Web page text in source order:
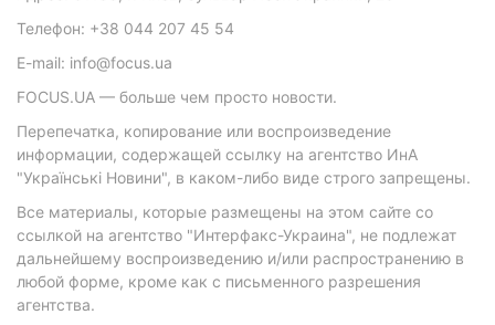
Телефон: +38 044 207 45 54
E-mail: info@focus.ua
FOCUS.UA — больше чем просто новости.
Перепечатка, копирование или воспроизведение
информации, содержащей ссылку на агентство ИнА
"Українські Новини", в каком-либо виде строго запрещены.
Все материалы, которые размещены на этом сайте со
ссылкой на агентство "Интерфакс-Украина", не подлежат
дальнейшему воспроизведению и/или распространению в
любой форме, кроме как с письменного разрешения
агентства.